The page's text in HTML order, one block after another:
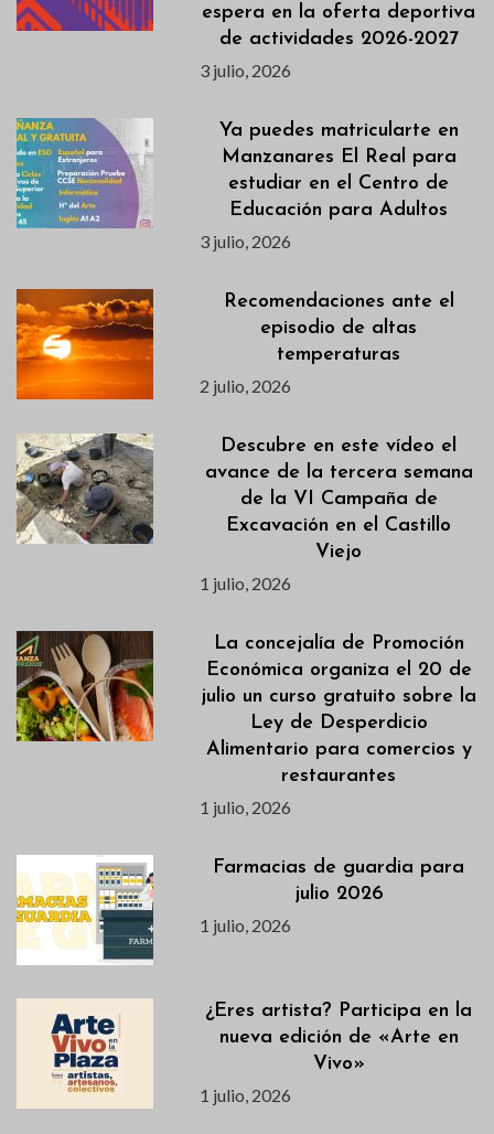
espera en la oferta deportiva
de actividades 2026-2027
3 julio, 2026
Ya puedes matricularte en
Manzanares El Real para
estudiar en el Centro de
Educación para Adultos
3 julio, 2026
Recomendaciones ante el
episodio de altas
temperaturas
2 julio, 2026
Descubre en este vídeo el
avance de la tercera semana
de la VI Campaña de
Excavación en el Castillo
Viejo
1 julio, 2026
La concejalía de Promoción
Económica organiza el 20 de
julio un curso gratuito sobre la
Ley de Desperdicio
Alimentario para comercios y
restaurantes
1 julio, 2026
Farmacias de guardia para
julio 2026
1 julio, 2026
¿Eres artista? Participa en la
nueva edición de «Arte en
Vivo»
1 julio, 2026